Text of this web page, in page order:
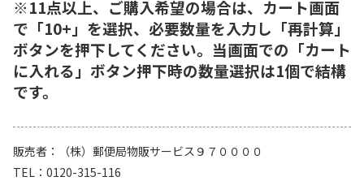
※11点以上、ご購入希望の場合は、カート画面
で「10+」を選択、必要数量を入力し「再計算」
ボタンを押下してください。当画面での「カート
に入れる」ボタン押下時の数量選択は1個で結構
です。
販売者
（株）郵便局物販サービス９７００００
TEL
0120-315-116